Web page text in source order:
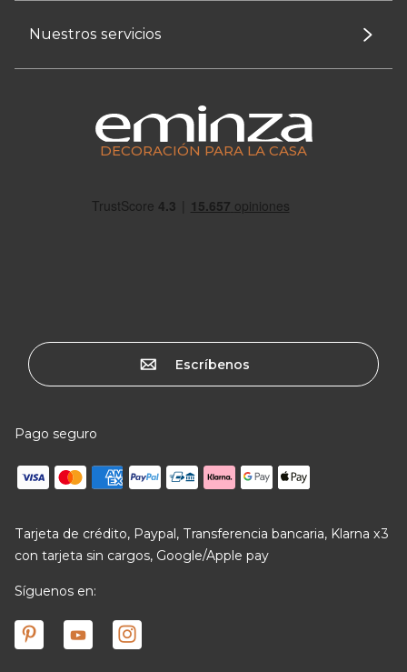
Nuestros servicios
DECORACIÓN PARA LA CASA
Escríbenos
Pago seguro
Tarjeta de crédito, Paypal, Transferencia bancaria, Klarna x3
con tarjeta sin cargos, Google/Apple pay
Síguenos en: